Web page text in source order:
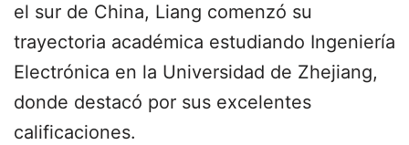
el sur de China, Liang comenzó su
trayectoria académica estudiando Ingeniería
Electrónica en la Universidad de Zhejiang,
donde destacó por sus excelentes
calificaciones.